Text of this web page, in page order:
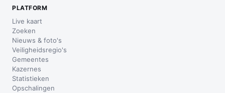
PLATFORM
Live kaart
Zoeken
Nieuws & foto's
Veiligheidsregio's
Gemeentes
Kazernes
Statistieken
Opschalingen